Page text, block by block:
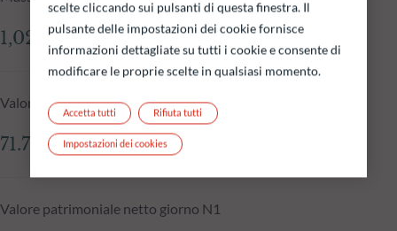
1,026.72 mln €
Valore patrimoniale netto al 05.08.2026
71.72 €
Valore patrimoniale netto giorno N1
scelte cliccando sui pulsanti di questa finestra. Il
pulsante delle impostazioni dei cookie fornisce
informazioni dettagliate su tutti i cookie e consente di
modificare le proprie scelte in qualsiasi momento.
Rifiuta tutti
Accetta tutti
Impostazioni dei cookies